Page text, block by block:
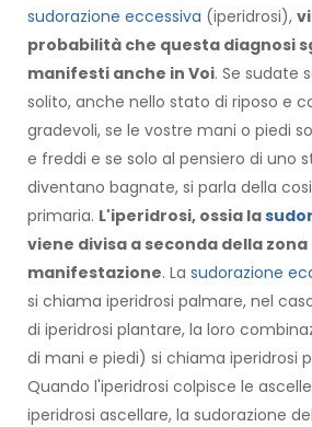
sudorazione eccessiva (iperidrosi),
probabilità che questa diagnosi
manifesti anche in Voi. Se sudate
solito, anche nello stato di riposo e
gradevoli, se le vostre mani o piedi
e freddi e se solo al pensiero di uno
diventano bagnate, si parla della
primaria. L'iperidrosi, ossia la
viene divisa a seconda della zona
manifestazione. La sudorazione
si chiama iperidrosi palmare, nel
di iperidrosi plantare, la loro
di mani e piedi) si chiama iperidrosi
Quando l'iperidrosi colpisce le
iperidrosi ascellare, la sudorazione